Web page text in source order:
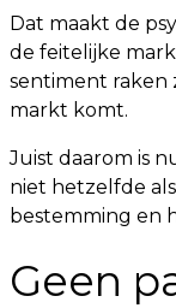
Dat maakt de
de feitelijke
sentiment raken
markt komt.
Juist daarom is
niet hetzelfde
bestemming en
Geen